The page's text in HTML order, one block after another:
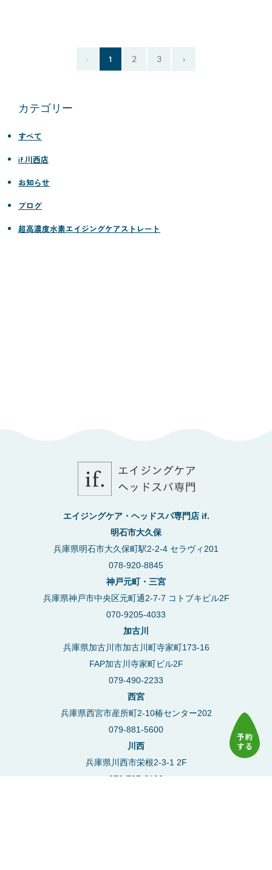
‹ 1 2 3 ›
カテゴリー
すべて
if.川西店
お知らせ
ブログ
超高濃度水素エイジングケアストレート
エイジングケア・ヘッドスパ専門店 if.
明石市大久保
兵庫県明石市大久保町駅2-2-4 セラヴィ201
078-920-8845
神戸元町・三宮
兵庫県神戸市中央区元町通2-7-7 コトブキビル2F
070-9205-4033
加古川
兵庫県加古川市加古川町寺家町173-16
FAP加古川寺家町ビル2F
079-490-2233
西宮
兵庫県西宮市産所町2-10椿センター202
079-881-5600
川西
兵庫県川西市栄根2-3-1 2F
072-707-2123